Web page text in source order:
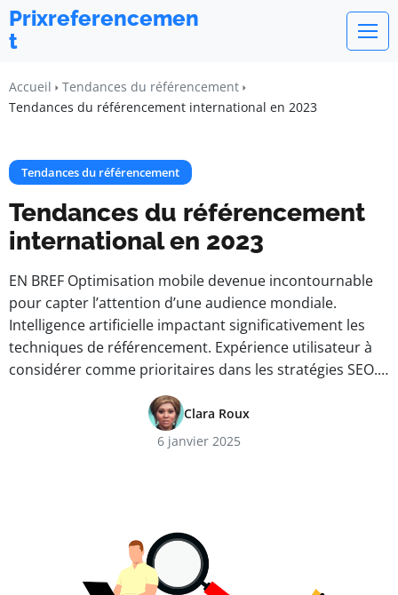
Prixreferencemen
t
Accueil
Tendances du référencement
Tendances du référencement international en 2023
Tendances du référencement
Tendances du référencement
international en 2023
EN BREF Optimisation mobile devenue incontournable
pour capter l’attention d’une audience mondiale.
Intelligence artificielle impactant significativement les
techniques de référencement. Expérience utilisateur à
considérer comme prioritaires dans les stratégies SEO.…
Clara Roux
6 janvier 2025